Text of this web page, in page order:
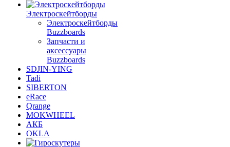
Электроскейтборды
Электроскейтборды
Buzzboards
Запчасти и
аксессуары
Buzzboards
SDJIN-YING
Tadi
SIBERTON
eRace
Qrange
MOKWHEEL
АКБ
OKLA